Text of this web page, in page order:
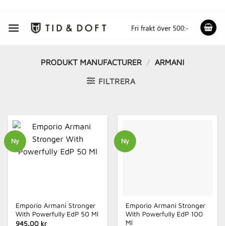
content
PRODUKT MANUFACTURER / ARMANI
FILTRERA
Ny
Emporio Armani Stronger
With Powerfully EdP 50 Ml
945.00 kr
Ny
Emporio Armani Stronger
With Powerfully EdP 100
Ml